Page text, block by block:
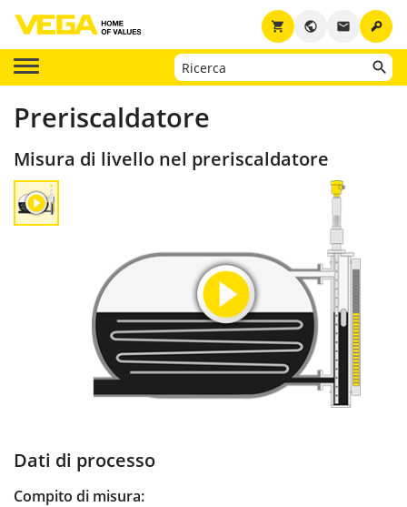
key
email
public
shopping_cart
Preriscaldatore
Misura di livello nel preriscaldatore
Dati di processo
Compito di misura: